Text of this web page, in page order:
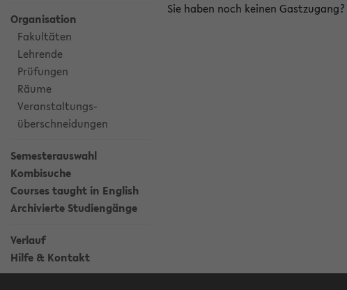
Organisation
Fakultäten
Lehrende
Prüfungen
Räume
Veranstaltungs-
überschneidungen
Semesterauswahl
Kombisuche
Courses taught in English
Archivierte Studiengänge
Verlauf
Hilfe & Kontakt
Sie haben noch keinen Gastzugang?